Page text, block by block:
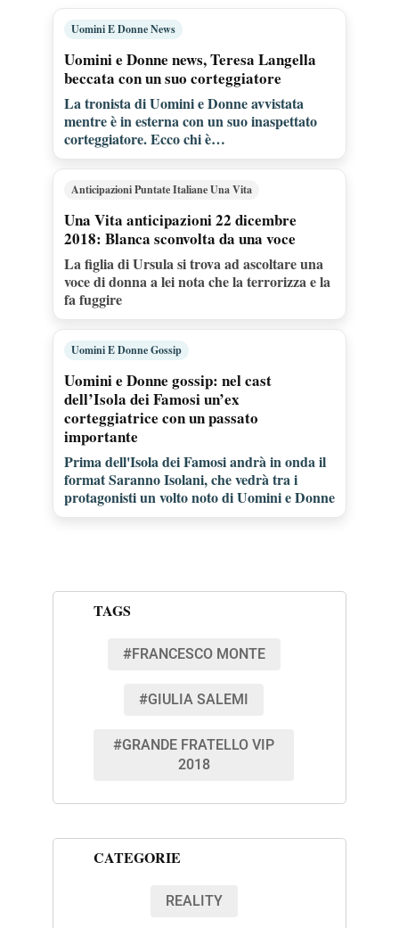
Uomini E Donne News
Uomini e Donne news, Teresa Langella
beccata con un suo corteggiatore
La tronista di Uomini e Donne avvistata
mentre è in esterna con un suo inaspettato
corteggiatore. Ecco chi è…
Anticipazioni Puntate Italiane Una Vita
Una Vita anticipazioni 22 dicembre
2018: Blanca sconvolta da una voce
La figlia di Ursula si trova ad ascoltare una
voce di donna a lei nota che la terrorizza e la
fa fuggire
Uomini E Donne Gossip
Uomini e Donne gossip: nel cast
dell’Isola dei Famosi un’ex
corteggiatrice con un passato
importante
Prima dell'Isola dei Famosi andrà in onda il
format Saranno Isolani, che vedrà tra i
protagonisti un volto noto di Uomini e Donne
TAGS
#FRANCESCO MONTE
#GIULIA SALEMI
#GRANDE FRATELLO VIP
2018
CATEGORIE
REALITY